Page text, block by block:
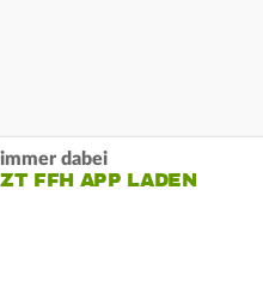
immer dabei
FFH APP LADEN